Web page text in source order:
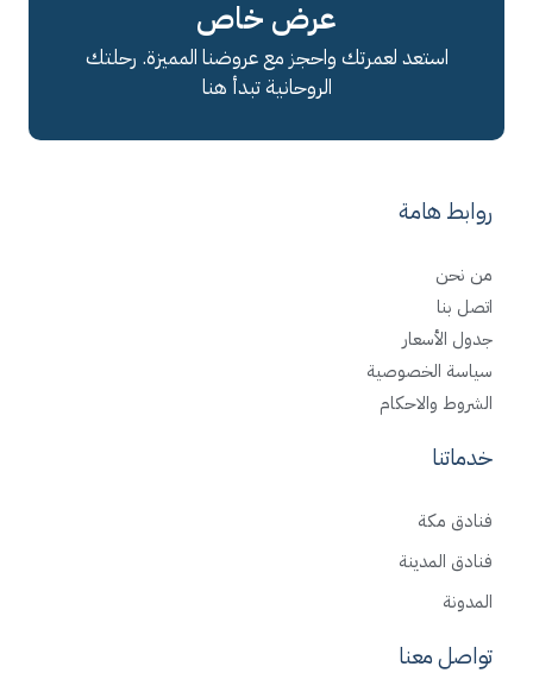
عرض خاص
استعد لعمرتك واحجز مع عروضنا المميزة. رحلتك
الروحانية تبدأ هنا
روابط هامة
من نحن
اتصل بنا
جدول الأسعار
سياسة الخصوصية
الشروط والاحكام
خدماتنا
فنادق مكة
فنادق المدينة
المدونة
تواصل معنا